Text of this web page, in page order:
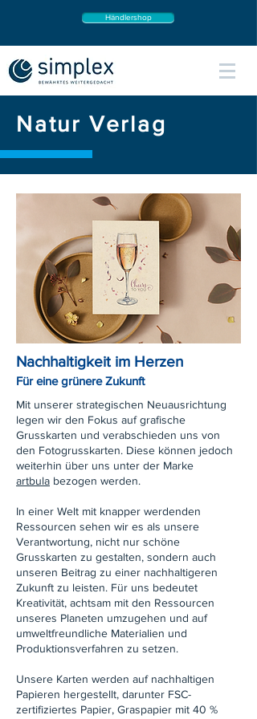
Händlershop
Natur Verlag
Nachhaltigkeit im Herzen
Für eine grünere Zukunft
Mit unserer strategischen Neuausrichtung
legen wir den Fokus auf grafische
Grusskarten und verabschieden uns von
den Fotogrusskarten. Diese können jedoch
weiterhin über uns unter der Marke
artbula bezogen werden.
In einer Welt mit knapper werdenden
Ressourcen sehen wir es als unsere
Verantwortung, nicht nur schöne
Grusskarten zu gestalten, sondern auch
unseren Beitrag zu einer nachhaltigeren
Zukunft zu leisten. Für uns bedeutet
Kreativität, achtsam mit den Ressourcen
unseres Planeten umzugehen und auf
umweltfreundliche Materialien und
Produktionsverfahren zu setzen.
Unsere Karten werden auf nachhaltigen
Papieren hergestellt, darunter FSC-
zertifiziertes Papier, Graspapier mit 40 %